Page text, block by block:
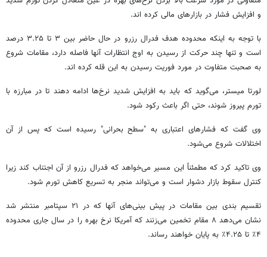
و افزایش فشار در بازارهای مالی کرده اند.
با توجه به اینکه محدوده هدف فدرال رزرو در حال حاضر بین ۳ تا ۳.۲۵ درصد
است و تنها چند حرکت از رسیدن به اوج انتظارات آنها فاصله دارد، مقامات شروع
به صحبت متفاوت در مورد فوریت رسیدن به این قله کرده اند.
لورتا میستر، می‌گوید که باید به افزایش شدید نرخ‌ها ادامه دهند تا در مبارزه با
تورم پیروز شوند، حتی اگر باعث رکود شود.
وی گفت که فشارهای اعتباری به "سطح بحرانی" رسیده است که پس از آن
اختلالات شروع می‌شود.
وی تاکید کرد که مطمئناً این مسیر می‌خواهد که فدرال رزرو از آن اجتناب کند زیرا
کنترل سقوط بازار دشوار است و می‌تواند منجر به تسریع کاهش تورم شود.
تقسیم بندی بین مقامات در پیش بینی‌های آنها که در ۲۱ سپتامبر منتشر شد
نشان می‌دهد ۸ مقام تخمین می‌زنند که آمریکا نرخ بهره را در سال جاری محدوده
۴٪ تا ۴.۲۵٪ به پایان خواهند رساند.